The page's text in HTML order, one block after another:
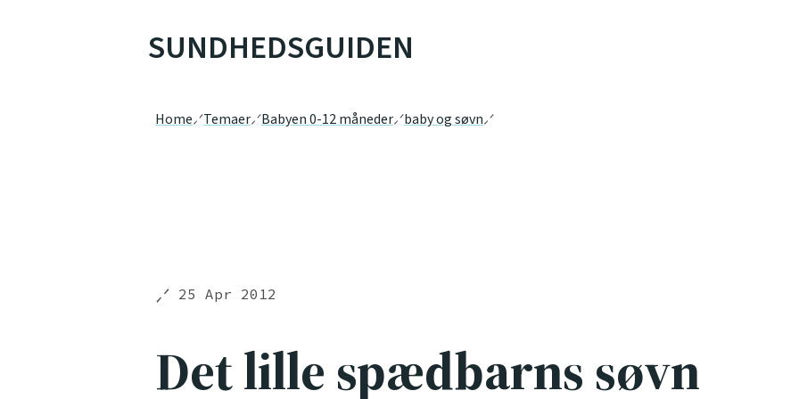
SUNDHEDSGUIDEN
Home Temaer Babyen 0-12 måneder baby og søvn
25 Apr 2012
Det lille spædbarns søvn